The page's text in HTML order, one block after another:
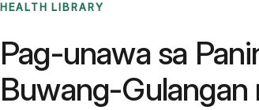
HEALTH LIBRARY
Pag-unawa sa
Buwang-Gulangan